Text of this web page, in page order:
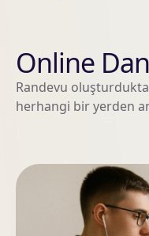
Online
Randevu
herhangi bir yerden